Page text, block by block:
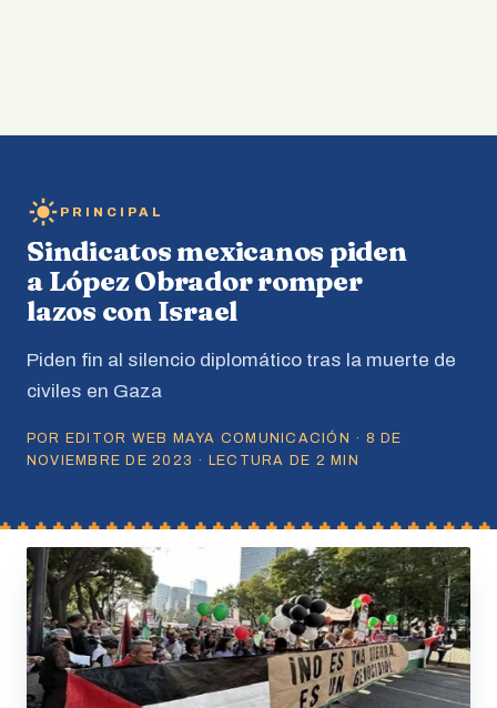
PRINCIPAL
Sindicatos mexicanos piden
a López Obrador romper
lazos con Israel
Piden fin al silencio diplomático tras la muerte de
civiles en Gaza
POR EDITOR WEB MAYA COMUNICACIÓN · 8 DE
NOVIEMBRE DE 2023 · LECTURA DE 2 MIN